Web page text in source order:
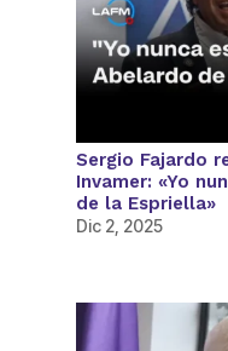
Sergio Fajardo
Invamer: «Yo
de la Espriella»
Dic 2, 2025